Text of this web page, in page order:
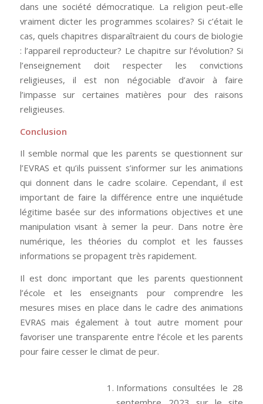
dans une société démocratique. La religion peut-elle
vraiment dicter les programmes scolaires? Si c’était le
cas, quels chapitres disparaîtraient du cours de biologie
: l’appareil reproducteur? Le chapitre sur l’évolution? Si
l’enseignement doit respecter les convictions
religieuses, il est non négociable d’avoir à faire
l’impasse sur certaines matières pour des raisons
religieuses.
Conclusion
Il semble normal que les parents se questionnent sur
l’EVRAS et qu’ils puissent s’informer sur les animations
qui donnent dans le cadre scolaire. Cependant, il est
important de faire la différence entre une inquiétude
légitime basée sur des informations objectives et une
manipulation visant à semer la peur. Dans notre ère
numérique, les théories du complot et les fausses
informations se propagent très rapidement.
Il est donc important que les parents questionnent
l’école et les enseignants pour comprendre les
mesures mises en place dans le cadre des animations
EVRAS mais également à tout autre moment pour
favoriser une transparente entre l’école et les parents
pour faire cesser le climat de peur.
Informations consultées le 28